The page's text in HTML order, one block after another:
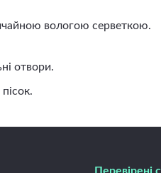
вологою серветкою.
отвори.